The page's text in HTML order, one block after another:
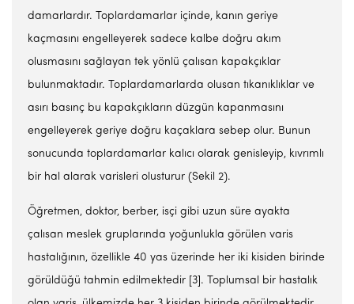
damarlardır. Toplardamarlar içinde, kanın geriye
kaçmasını engelleyerek sadece kalbe doğru akım
olusmasını sağlayan tek yönlü çalısan kapakçıklar
bulunmaktadır. Toplardamarlarda olusan tıkanıklıklar ve
asırı basınç bu kapakçıkların düzgün kapanmasını
engelleyerek geriye doğru kaçaklara sebep olur. Bunun
sonucunda toplardamarlar kalıcı olarak genisleyip, kıvrımlı
bir hal alarak varisleri olusturur (Sekil 2).
Öğretmen, doktor, berber, isçi gibi uzun süre ayakta
çalısan meslek gruplarında yoğunlukla görülen varis
hastalığının, özellikle 40 yas üzerinde her iki kisiden birinde
görüldüğü tahmin edilmektedir [3]. Toplumsal bir hastalık